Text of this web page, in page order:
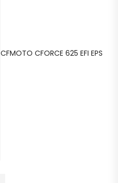
CFMOTO CFORCE 625 EFI EPS